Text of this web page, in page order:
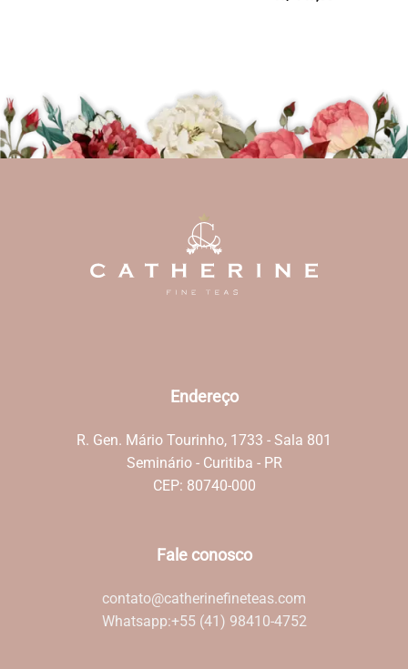
Endereço
R. Gen. Mário Tourinho, 1733 - Sala 801
Seminário - Curitiba - PR
CEP: 80740-000
Fale conosco
contato@catherinefineteas.com
Whatsapp:+55 (41) 98410-4752